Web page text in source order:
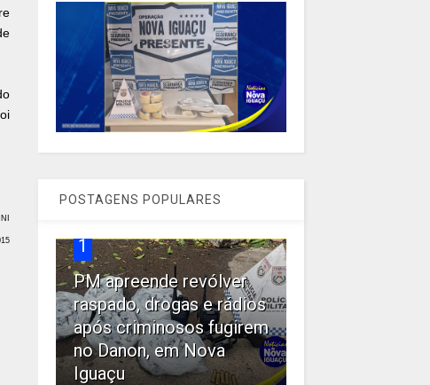
POSTAGENS POPULARES
1
PM apreende revólver
raspado, drogas e rádios
após criminosos fugirem
no Danon, em Nova
Iguaçu